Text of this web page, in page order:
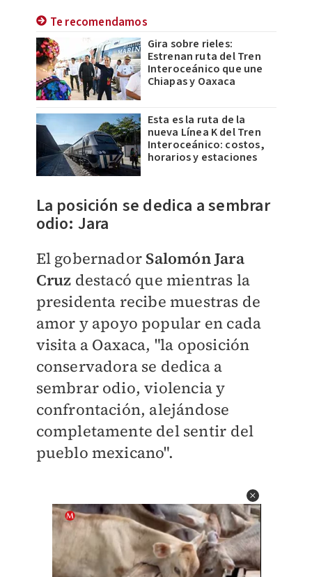
Te recomendamos
Gira sobre rieles:
Estrenan ruta del Tren
Interoceánico que une
Chiapas y Oaxaca
Esta es la ruta de la
nueva Línea K del Tren
Interoceánico: costos,
horarios y estaciones
La posición se dedica a sembrar
odio: Jara
El gobernador Salomón Jara
Cruz destacó que mientras la
presidenta recibe muestras de
amor y apoyo popular en cada
visita a Oaxaca, "la oposición
conservadora se dedica a
sembrar odio, violencia y
confrontación, alejándose
completamente del sentir del
pueblo mexicano".